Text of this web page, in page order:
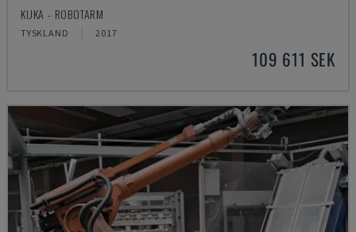
KUKA - ROBOTARM
TYSKLAND 2017
109 611 SEK